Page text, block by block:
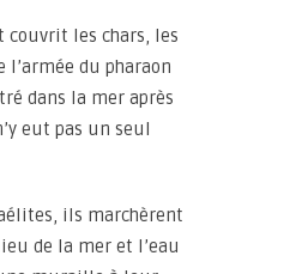
couvrit les chars, les
du pharaon
dans la mer après
eut pas un seul
ils marchèrent
de la mer et l’eau